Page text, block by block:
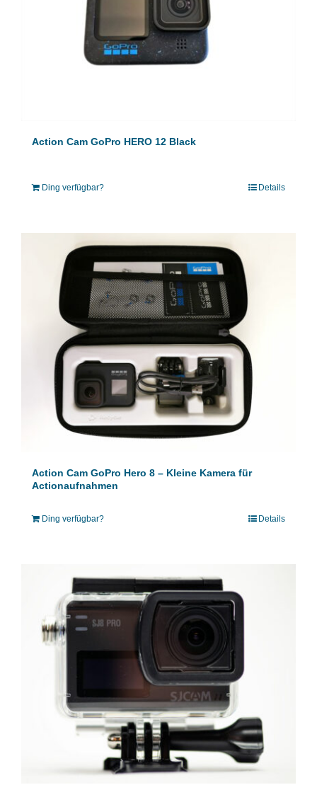
Action Cam GoPro HERO 12 Black
Ding verfügbar? Details
Action Cam GoPro Hero 8 – Kleine Kamera für
Actionaufnahmen
Ding verfügbar? Details